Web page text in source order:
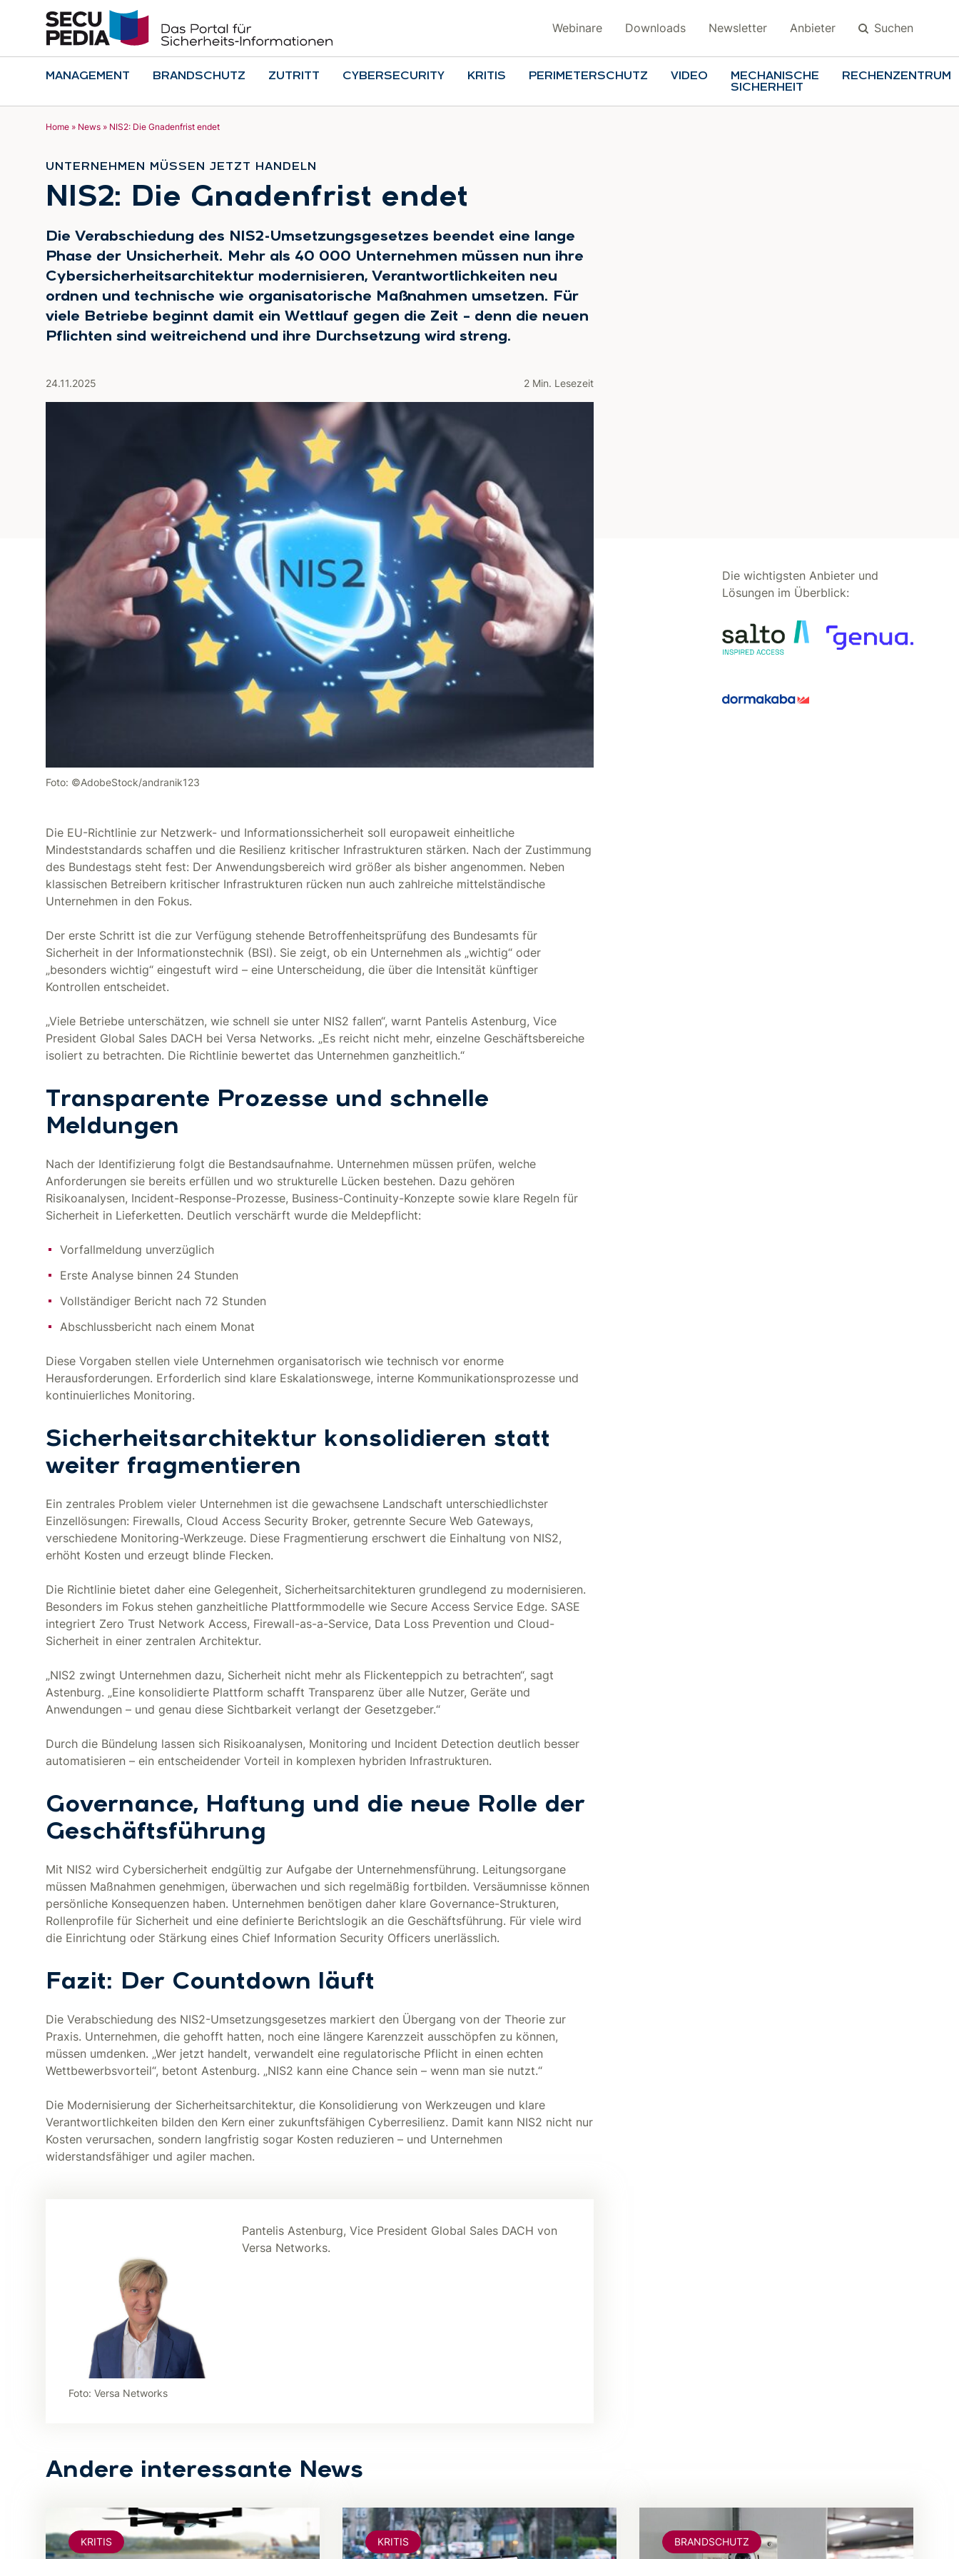
Webinare Downloads Newsletter Anbieter Suchen
MANAGEMENT BRANDSCHUTZ ZUTRITT CYBERSECURITY KRITIS PERIMETERSCHUTZ VIDEO
MECHANISCHE
SICHERHEIT
RECHENZENTRUM
Home » News » NIS2: Die Gnadenfrist endet
UNTERNEHMEN MÜSSEN JETZT HANDELN
:
NIS2: Die Gnadenfrist endet
Die Verabschiedung des NIS2-Umsetzungsgesetzes beendet eine lange
Phase der Unsicherheit. Mehr als 40 000 Unternehmen müssen nun ihre
Cybersicherheitsarchitektur modernisieren, Verantwortlichkeiten neu
ordnen und technische wie organisatorische Maßnahmen umsetzen. Für
viele Betriebe beginnt damit ein Wettlauf gegen die Zeit – denn die neuen
Pflichten sind weitreichend und ihre Durchsetzung wird streng.
24.11.2025 2 Min. Lesezeit
Foto: ©AdobeStock/andranik123
Die EU-Richtlinie zur Netzwerk- und Informationssicherheit soll europaweit einheitliche
Mindeststandards schaffen und die Resilienz kritischer Infrastrukturen stärken. Nach der Zustimmung
des Bundestags steht fest: Der Anwendungsbereich wird größer als bisher angenommen. Neben
klassischen Betreibern kritischer Infrastrukturen rücken nun auch zahlreiche mittelständische
Unternehmen in den Fokus.
Der erste Schritt ist die zur Verfügung stehende Betroffenheitsprüfung des Bundesamts für
Sicherheit in der Informationstechnik (BSI). Sie zeigt, ob ein Unternehmen als „wichtig“ oder
„besonders wichtig“ eingestuft wird – eine Unterscheidung, die über die Intensität künftiger
Kontrollen entscheidet.
„Viele Betriebe unterschätzen, wie schnell sie unter NIS2 fallen“, warnt Pantelis Astenburg, Vice
President Global Sales DACH bei Versa Networks. „Es reicht nicht mehr, einzelne Geschäftsbereiche
isoliert zu betrachten. Die Richtlinie bewertet das Unternehmen ganzheitlich.“
Transparente Prozesse und schnelle
Meldungen
Nach der Identifizierung folgt die Bestandsaufnahme. Unternehmen müssen prüfen, welche
Anforderungen sie bereits erfüllen und wo strukturelle Lücken bestehen. Dazu gehören
Risikoanalysen, Incident-Response-Prozesse, Business-Continuity-Konzepte sowie klare Regeln für
Sicherheit in Lieferketten. Deutlich verschärft wurde die Meldepflicht:
Vorfallmeldung unverzüglich
Erste Analyse binnen 24 Stunden
Vollständiger Bericht nach 72 Stunden
Abschlussbericht nach einem Monat
Diese Vorgaben stellen viele Unternehmen organisatorisch wie technisch vor enorme
Herausforderungen. Erforderlich sind klare Eskalationswege, interne Kommunikationsprozesse und
kontinuierliches Monitoring.
Sicherheitsarchitektur konsolidieren statt
weiter fragmentieren
Ein zentrales Problem vieler Unternehmen ist die gewachsene Landschaft unterschiedlichster
Einzellösungen: Firewalls, Cloud Access Security Broker, getrennte Secure Web Gateways,
verschiedene Monitoring-Werkzeuge. Diese Fragmentierung erschwert die Einhaltung von NIS2,
erhöht Kosten und erzeugt blinde Flecken.
Die Richtlinie bietet daher eine Gelegenheit, Sicherheitsarchitekturen grundlegend zu modernisieren.
Besonders im Fokus stehen ganzheitliche Plattformmodelle wie Secure Access Service Edge. SASE
integriert Zero Trust Network Access, Firewall-as-a-Service, Data Loss Prevention und Cloud-
Sicherheit in einer zentralen Architektur.
„NIS2 zwingt Unternehmen dazu, Sicherheit nicht mehr als Flickenteppich zu betrachten“, sagt
Astenburg. „Eine konsolidierte Plattform schafft Transparenz über alle Nutzer, Geräte und
Anwendungen – und genau diese Sichtbarkeit verlangt der Gesetzgeber.“
Durch die Bündelung lassen sich Risikoanalysen, Monitoring und Incident Detection deutlich besser
automatisieren – ein entscheidender Vorteil in komplexen hybriden Infrastrukturen.
Governance, Haftung und die neue Rolle der
Geschäftsführung
Mit NIS2 wird Cybersicherheit endgültig zur Aufgabe der Unternehmensführung. Leitungsorgane
müssen Maßnahmen genehmigen, überwachen und sich regelmäßig fortbilden. Versäumnisse können
persönliche Konsequenzen haben. Unternehmen benötigen daher klare Governance-Strukturen,
Rollenprofile für Sicherheit und eine definierte Berichtslogik an die Geschäftsführung. Für viele wird
die Einrichtung oder Stärkung eines Chief Information Security Officers unerlässlich.
Fazit: Der Countdown läuft
Die Verabschiedung des NIS2-Umsetzungsgesetzes markiert den Übergang von der Theorie zur
Praxis. Unternehmen, die gehofft hatten, noch eine längere Karenzzeit ausschöpfen zu können,
müssen umdenken. „Wer jetzt handelt, verwandelt eine regulatorische Pflicht in einen echten
Wettbewerbsvorteil“, betont Astenburg. „NIS2 kann eine Chance sein – wenn man sie nutzt.“
Die Modernisierung der Sicherheitsarchitektur, die Konsolidierung von Werkzeugen und klare
Verantwortlichkeiten bilden den Kern einer zukunftsfähigen Cyberresilienz. Damit kann NIS2 nicht nur
Kosten verursachen, sondern langfristig sogar Kosten reduzieren – und Unternehmen
widerstandsfähiger und agiler machen.
Foto: Versa Networks
Pantelis Astenburg, Vice President Global Sales DACH von
Versa Networks.
Die wichtigsten Anbieter und
Lösungen im Überblick:
Andere interessante News
KRITIS KRITIS BRANDSCHUTZ